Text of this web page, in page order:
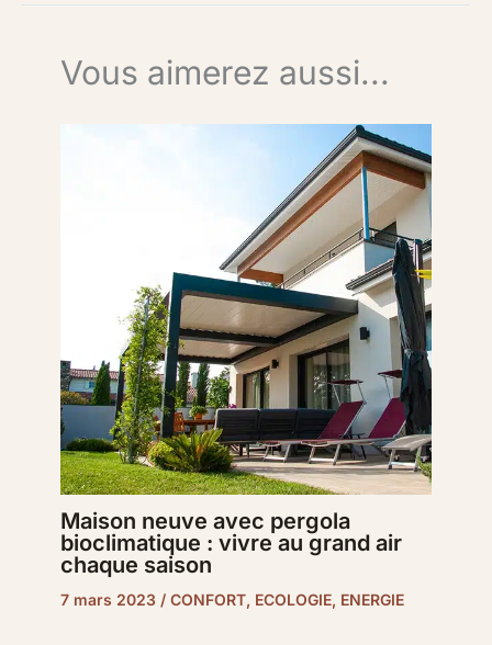
Vous aimerez aussi...
Maison neuve avec pergola
bioclimatique : vivre au grand air
chaque saison
7 mars 2023 / CONFORT, ECOLOGIE, ENERGIE